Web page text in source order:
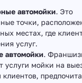
автомойки. Это
точки,
местах, где
услуг.
автомойки.
услуги мойки на
клиентов,